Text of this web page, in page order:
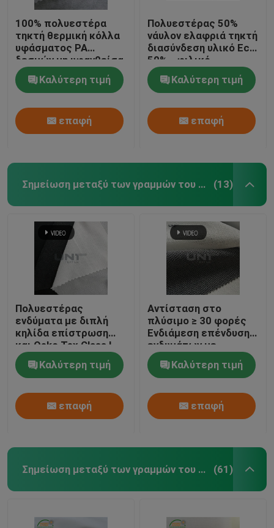
100% πολυεστέρα
τηκτή θερμική κόλλα
υφάσματος PA
δεσμών μη υφανθείσα
Καλύτερη τιμή
επαφή
Πολυεστέρας 50%
νάυλον ελαφριά τηκτή
διασύνδεση υλικό Eco
50% - φιλικό
Καλύτερη τιμή
επαφή
Σημείωση μεταξύ των γραμμών του κειμένου (13)
Πολυεστέρας
ενδύματα με διπλή
κηλίδα επίστρωση
και Oeko Tex Class I
είναι
Καλύτερη τιμή
επαφή
Αντίσταση στο
πλύσιμο ≥ 30 φορές
Ενδιάμεση επένδυση
ενδυμάτων με
τεχνολογία
επικάλυψης διπλών
σημείων
Καλύτερη τιμή
επαφή
Σημείωση μεταξύ των γραμμών του κειμένου πουκάμισων (61)